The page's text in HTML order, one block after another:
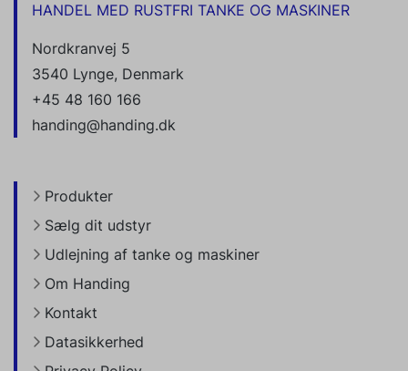
HANDEL MED RUSTFRI TANKE OG MASKINER
Nordkranvej 5
3540 Lynge, Denmark
+45 48 160 166
handing@handing.dk
Produkter
Sælg dit udstyr
Udlejning af tanke og maskiner
Om Handing
Kontakt
Datasikkerhed